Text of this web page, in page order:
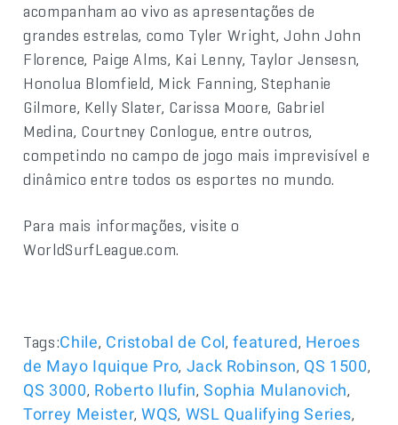
acompanham ao vivo as apresentações de
grandes estrelas, como Tyler Wright, John John
Florence, Paige Alms, Kai Lenny, Taylor Jensesn,
Honolua Blomfield, Mick Fanning, Stephanie
Gilmore, Kelly Slater, Carissa Moore, Gabriel
Medina, Courtney Conlogue, entre outros,
competindo no campo de jogo mais imprevisível e
dinâmico entre todos os esportes no mundo.
Para mais informações, visite o
WorldSurfLeague.com.
Tags:Chile, Cristobal de Col,featured, Heroes
de Mayo Iquique Pro, Jack Robinson, QS 1500,
QS 3000, Roberto Ilufin,Sophia Mulanovich,
Torrey Meister,WQS, WSL Qualifying Series,